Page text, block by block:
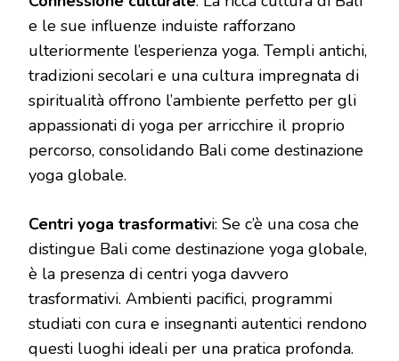
e le sue influenze induiste rafforzano
ulteriormente l’esperienza yoga. Templi antichi,
tradizioni secolari e una cultura impregnata di
spiritualità offrono l’ambiente perfetto per gli
appassionati di yoga per arricchire il proprio
percorso, consolidando Bali come destinazione
yoga globale.
Centri yoga trasformativi: Se c’è una cosa che
distingue Bali come destinazione yoga globale,
è la presenza di centri yoga davvero
trasformativi. Ambienti pacifici, programmi
studiati con cura e insegnanti autentici rendono
questi luoghi ideali per una pratica profonda.